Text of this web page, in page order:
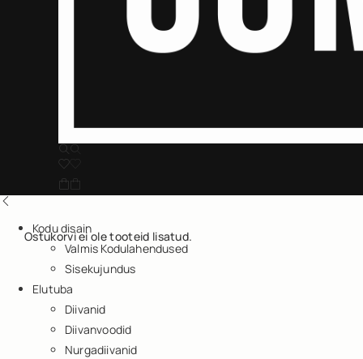
Ostukorvi ei ole tooteid lisatud.
Kodu disain
Valmis Kodulahendused
Sisekujundus
Elutuba
Diivanid
Diivanvoodid
Nurgadiivanid